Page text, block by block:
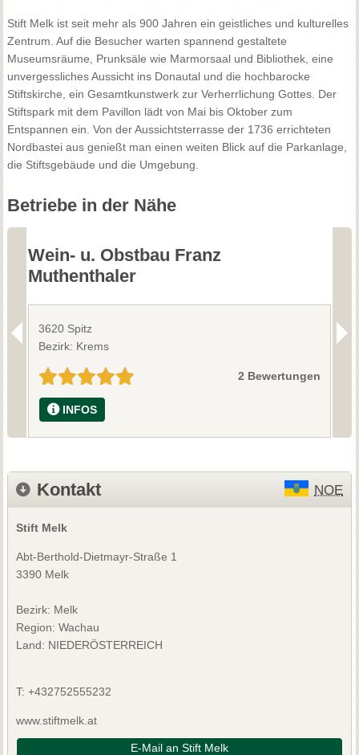
Stift Melk ist seit mehr als 900 Jahren ein geistliches und kulturelles
Zentrum. Auf die Besucher warten spannend gestaltete
Museumsräume, Prunksäle wie Marmorsaal und Bibliothek, eine
unvergessliches Aussicht ins Donautal und die hochbarocke
Stiftskirche, ein Gesamtkunstwerk zur Verherrlichung Gottes. Der
Stiftspark mit dem Pavillon lädt von Mai bis Oktober zum
Entspannen ein. Von der Aussichtsterrasse der 1736 errichteten
Nordbastei aus genießt man einen weiten Blick auf die Parkanlage,
die Stiftsgebäude und die Umgebung.
Betriebe in der Nähe
Wein- u. Obstbau Franz
Muthenthaler
3620 Spitz
Bezirk: Krems
2 Bewertungen
INFOS
Kontakt NOE
Stift Melk
Abt-Berthold-Dietmayr-Straße 1
3390 Melk
Bezirk: Melk
Region: Wachau
Land: NIEDERÖSTERREICH
T: +432752555232
www.stiftmelk.at
E-Mail an Stift Melk